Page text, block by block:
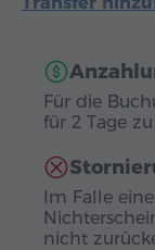
Für die
für 2 Tage
Im Falle
nicht